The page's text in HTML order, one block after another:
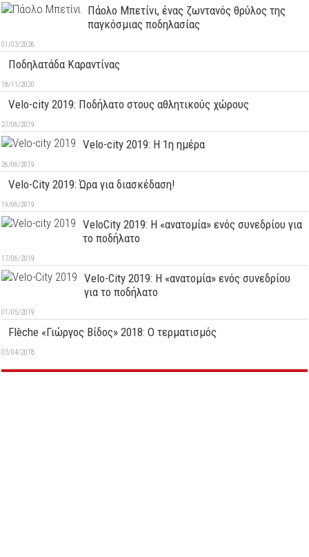
Πάολο Μπετίνι, ένας ζωντανός θρύλος της
παγκόσμιας ποδηλασίας
01/03/2026
Ποδηλατάδα Καραντίνας
18/11/2020
Velo-city 2019: Ποδήλατο στους αθλητικούς χώρους
27/06/2019
Velo-city 2019: H 1η ημέρα
26/06/2019
Velo-City 2019: Ώρα για διασκέδαση!
19/06/2019
VeloCity 2019: Η «ανατομία» ενός συνεδρίου για
το ποδήλατο
17/06/2019
Velo-City 2019: Η «ανατομία» ενός συνεδρίου
για το ποδήλατο
01/05/2019
Flèche «Γιώργος Βίδος» 2018: Ο τερματισμός
03/04/2018